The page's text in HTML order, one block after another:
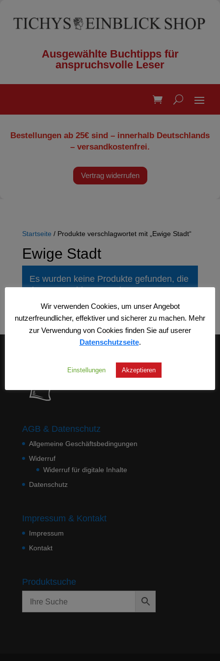
Ausgewählte Buchtipps für
anspruchsvolle Leser
Bestellungen ab 25€ sind – innerhalb Deutschlands
– versandkostenfrei.
Vertrag widerrufen
Startseite / Produkte verschlagwortet mit „Ewige Stadt“
Ewige Stadt
Es wurden keine Produkte gefunden, die
Ihrer Auswahl entsprechen.
AGB & Datenschutz
Allgemeine Geschäftsbedingungen
Widerruf
Widerruf für digitale Inhalte
Datenschutz
Impressum & Kontakt
Impressum
Kontakt
Produktsuche
Wir verwenden Cookies, um unser Angebot
nutzerfreundlicher, effektiver und sicherer zu machen. Mehr
zur Verwendung von Cookies finden Sie auf userer
Datenschutzseite.
Einstellungen Akzeptieren